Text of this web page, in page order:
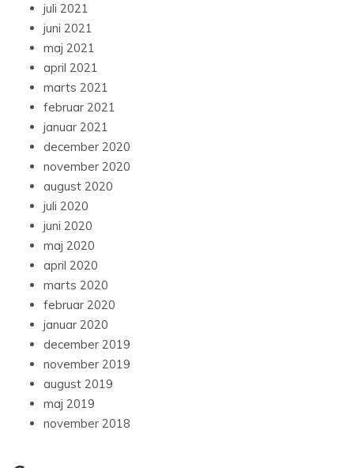
juli 2021
juni 2021
maj 2021
april 2021
marts 2021
februar 2021
januar 2021
december 2020
november 2020
august 2020
juli 2020
juni 2020
maj 2020
april 2020
marts 2020
februar 2020
januar 2020
december 2019
november 2019
august 2019
maj 2019
november 2018